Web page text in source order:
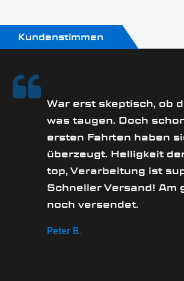
Kundenstimmen
War erst skeptisch, ob
was taugen. Doch
ersten Fahrten haben
überzeugt. Helligkeit
top, Verarbeitung ist
Schneller Versand! Am
noch versendet.
Peter B.